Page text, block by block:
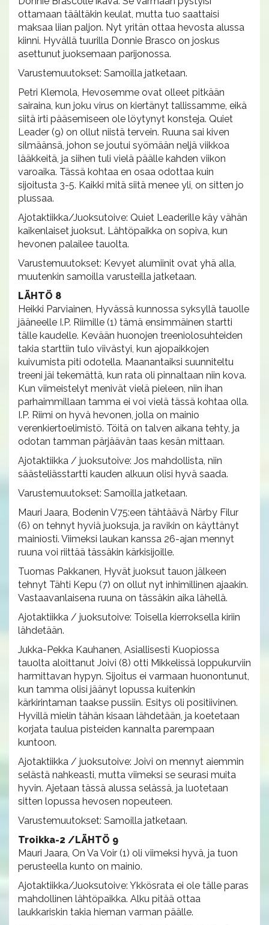
ottamaan täältäkin keulat, mutta tuo saattaisi
maksaa liian paljon. Nyt yritän ottaa hevosta alussa
kiinni. Hyvällä tuurilla Donnie Brasco on joskus
asettunut juoksemaan parijonossa.
Varustemuutokset: Samoilla jatketaan.
Petri Klemola, Hevosemme ovat olleet pitkään
sairaina, kun joku virus on kiertänyt tallissamme, eikä
siitä irti pääsemiseen ole löytynyt konsteja. Quiet
Leader (9) on ollut niistä tervein. Ruuna sai kiven
silmäänsä, johon se joutui syömään neljä viikkoa
lääkkeitä, ja siihen tuli vielä päälle kahden viikon
varoaika. Tässä kohtaa en osaa odottaa kuin
sijoitusta 3-5. Kaikki mitä siitä menee yli, on sitten jo
plussaa.
Ajotaktiikka/Juoksutoive: Quiet Leaderille käy vähän
kaikenlaiset juoksut. Lähtöpaikka on sopiva, kun
hevonen palailee tauolta.
Varustemuutokset: Kevyet alumiinit ovat yhä alla,
muutenkin samoilla varusteilla jatketaan.
LÄHTÖ 8
Heikki Parviainen, Hyvässä kunnossa syksyllä tauolle
jääneelle I.P. Riimille (1) tämä ensimmäinen startti
tälle kaudelle. Kevään huonojen treeniolosuhteiden
takia starttiin tulo viivästyi, kun ajopaikkojen
kuivumista piti odotella. Maanantaiksi suunniteltu
treeni jäi tekemättä, kun rata oli pinnaltaan niin kova.
Kun viimeistelyt menivät vielä pieleen, niin ihan
parhaimmillaan tamma ei voi vielä tässä kohtaa olla.
I.P. Riimi on hyvä hevonen, jolla on mainio
verenkiertoelimistö. Töitä on talven aikana tehty, ja
odotan tamman pärjäävän taas kesän mittaan.
Ajotaktiikka / juoksutoive: Jos mahdollista, niin
säästeliässtartti kauden alkuun olisi hyvä saada.
Varustemuutokset: Samoilla jatketaan.
Mauri Jaara, Bodenin V75:een tähtäävä Närby Filur
(6) on tehnyt hyviä juoksuja, ja ravikin on käyttänyt
mainiosti. Viimeksi laukan kanssa 26-ajan mennyt
ruuna voi riittää tässäkin kärkisijoille.
Tuomas Pakkanen, Hyvät juoksut tauon jälkeen
tehnyt Tähti Kepu (7) on ollut nyt inhimillinen ajaakin.
Vastaavanlaisena ruuna on tässäkin aika lähellä.
Ajotaktiikka / juoksutoive: Toisella kierroksella kiriin
lähdetään.
Jukka-Pekka Kauhanen, Asiallisesti Kuopiossa
tauolta aloittanut Joivi (8) otti Mikkelissä loppukurviin
harmittavan hypyn. Sijoitus ei varmaan huonontunut,
kun tamma olisi jäänyt lopussa kuitenkin
kärkirintaman taakse pussiin. Esitys oli positiivinen.
Hyvillä mielin tähän kisaan lähdetään, ja koetetaan
korjata taulua pisteiden kannalta parempaan
kuntoon.
Ajotaktiikka / juoksutoive: Joivi on mennyt aiemmin
selästä nahkeasti, mutta viimeksi se seurasi muita
hyvin. Ajetaan tässä alussa selässä, ja luotetaan
sitten lopussa hevosen nopeuteen.
Varustemuutokset: Samoilla jatketaan.
Troikka-2 /LÄHTÖ 9
Mauri Jaara, On Va Voir (1) oli viimeksi hyvä, ja tuon
perusteella kunto on mainio.
Ajotaktiikka/Juoksutoive: Ykkösrata ei ole tälle paras
mahdollinen lähtöpaikka. Alku pitää ottaa
laukkariskin takia hieman varman päälle.